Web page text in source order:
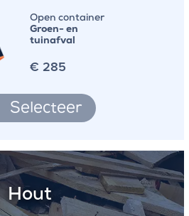
Open container
Groen- en
tuinafval
€ 285
Selecteer
Hout